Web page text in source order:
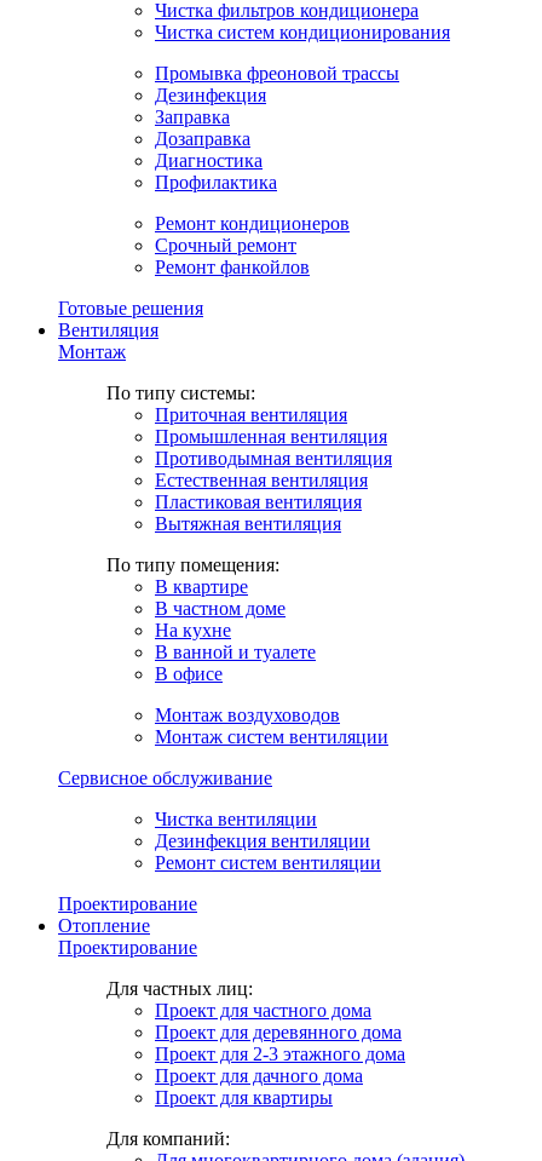
Чистка фильтров кондиционера
Чистка систем кондиционирования
Промывка фреоновой трассы
Дезинфекция
Заправка
Дозаправка
Диагностика
Профилактика
Ремонт кондиционеров
Срочный ремонт
Ремонт фанкойлов
Готовые решения
Вентиляция
Монтаж
По типу системы:
Приточная вентиляция
Промышленная вентиляция
Противодымная вентиляция
Естественная вентиляция
Пластиковая вентиляция
Вытяжная вентиляция
По типу помещения:
В квартире
В частном доме
На кухне
В ванной и туалете
В офисе
Монтаж воздуховодов
Монтаж систем вентиляции
Сервисное обслуживание
Чистка вентиляции
Дезинфекция вентиляции
Ремонт систем вентиляции
Проектирование
Отопление
Проектирование
Для частных лиц:
Проект для частного дома
Проект для деревянного дома
Проект для 2-3 этажного дома
Проект для дачного дома
Проект для квартиры
Для компаний: